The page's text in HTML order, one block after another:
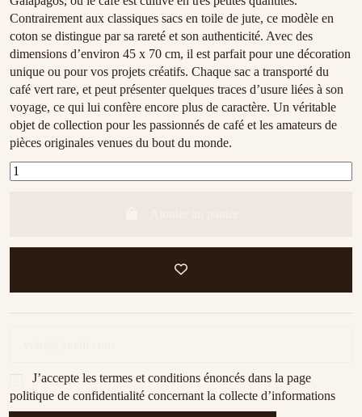
Contrairement aux classiques sacs en toile de jute, ce modèle en
coton se distingue par sa rareté et son authenticité. Avec des
dimensions d’environ 45 x 70 cm, il est parfait pour une décoration
unique ou pour vos projets créatifs. Chaque sac a transporté du
café vert rare, et peut présenter quelques traces d’usure liées à son
voyage, ce qui lui confère encore plus de caractère. Un véritable
objet de collection pour les passionnés de café et les amateurs de
pièces originales venues du bout du monde.
J’accepte les termes et conditions énoncés dans la page
politique de confidentialité concernant la collecte d’informations